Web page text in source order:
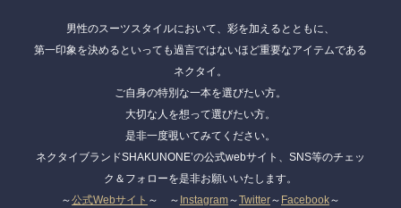
男性のスーツスタイルにおいて、彩を加えるとともに、
第一印象を決めるといっても過言ではないほど重要なアイテムである
ネクタイ。
ご自身の特別な一本を選びたい方。
大切な人を想って選びたい方。
是非一度覗いてみてください。
ネクタイブランドSHAKUNONE’の公式webサイト、SNS等のチェッ
ク＆フォローを是非お願いいたします。
～公式Webサイト ～ ～ Instagram～Twitter～ Facebook～